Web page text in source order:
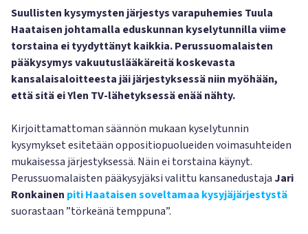
Suullisten kysymysten järjestys varapuhemies Tuula
Haataisen johtamalla eduskunnan kyselytunnilla viime
torstaina ei tyydyttänyt kaikkia. Perussuomalaisten
pääkysymys vakuutuslääkäreitä koskevasta
kansalaisaloitteesta jäi järjestyksessä niin myöhään,
että sitä ei Ylen TV-lähetyksessä enää nähty.
Kirjoittamattoman säännön mukaan kyselytunnin
kysymykset esitetään oppositiopuolueiden voimasuhteiden
mukaisessa järjestyksessä. Näin ei torstaina käynyt.
Perussuomalaisten pääkysyjäksi valittu kansanedustaja Jari
Ronkainen piti Haataisen soveltamaa kysyjäjärjestystä
suorastaan ”törkeänä temppuna”.